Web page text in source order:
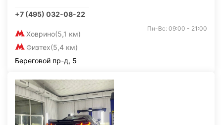
+7 (495) 032-08-22
Ховрино(5,1 км)
Физтех(5,4 км)
Пн-Вс: 09:00 - 21:00
Береговой пр-д, 5